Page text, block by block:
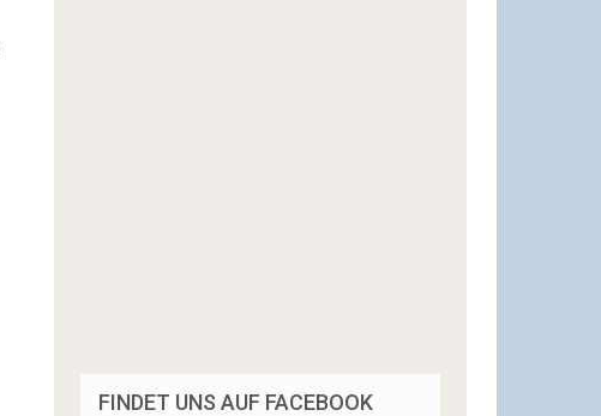
FINDET UNS AUF FACEBOOK